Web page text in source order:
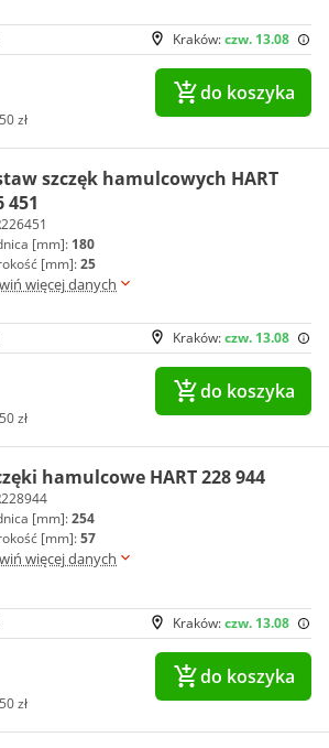
Kraków:czw. 13.08
zł
do koszyka
szczęk hamulcowych HART
451
[mm]: 180
[mm]:25
więcej danych
Kraków:czw. 13.08
zł
do koszyka
hamulcowe HART 228 944
[mm]:254
[mm]:57
więcej danych
Kraków:czw. 13.08
zł
do koszyka